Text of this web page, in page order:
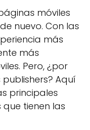
móviles
nuevo. Con las
más
más
Pero, ¿por
Aquí
principales
tienen las